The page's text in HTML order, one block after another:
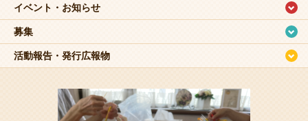
イベント・お知らせ
募集
活動報告・発行広報物